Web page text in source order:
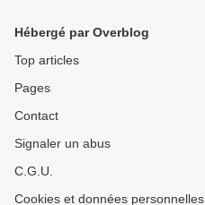
Hébergé par Overblog
Top articles
Pages
Contact
Signaler un abus
C.G.U.
Cookies et données personnelles